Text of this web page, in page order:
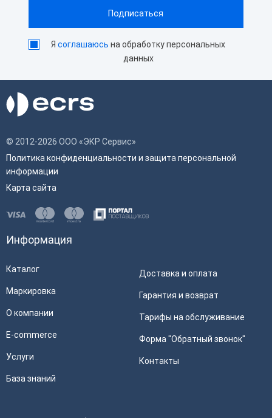
Ясоглашаюсь на обработку персональных
данных
© 2012-2026 ООО «ЭКР Сервис»
Политика конфиденциальности и защита персональной
информации
Карта сайта
Информация
Каталог
Маркировка
О компании
E-commerce
Услуги
База знаний
Доставка и оплата
Гарантия и возврат
Тарифы на обслуживание
Форма "Обратный звонок"
Контакты